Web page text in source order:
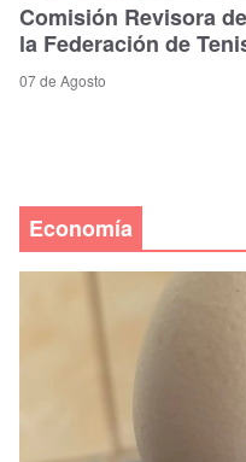
Comisión Revisora
la Federación de
07 de Agosto
Economía